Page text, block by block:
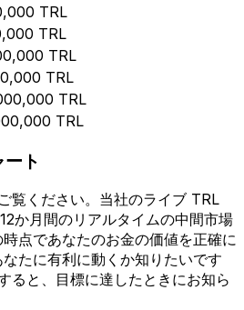
TRL
TRL
TRL
TRL
TRL
TRL
ート
覧ください。当社のライブ TRL
か月間のリアルタイムの中間市場
点であなたのお金の価値を正確に
たに有利に動くか知りたいです
ると、目標に達したときにお知ら